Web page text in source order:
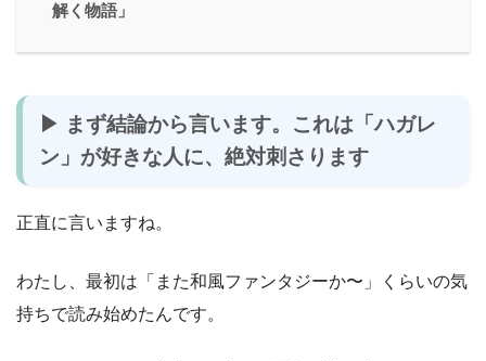
解く物語」
▶ まず結論から言います。これは「ハガレ
ン」が好きな人に、絶対刺さります
正直に言いますね。
わたし、最初は「また和風ファンタジーか〜」くらいの気
持ちで読み始めたんです。